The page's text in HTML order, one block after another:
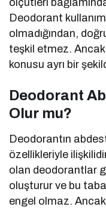
ölçütleri
Deodorant
olmadığından,
teşkil etmez. Ancak
konusu ayrı bir
Deodorant
Olur mu?
Deodorantın
özellikleriyle
olan deodorantlar
oluşturur ve bu
engel olmaz. Ancak